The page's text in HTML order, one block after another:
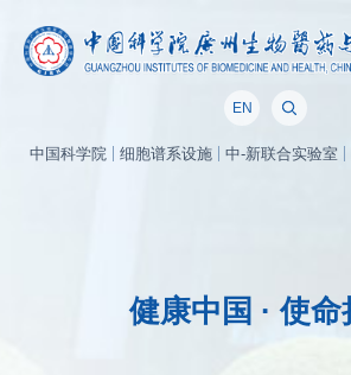
EN
中国科学院 细胞谱系设施 中-新联合实验室
健康中国 · 使命